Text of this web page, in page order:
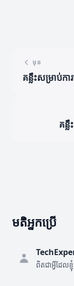
មុន
គន្លឹះសម្រាប់ក
គន្
មតិអ្នកប្រើ
ពិតជាអ្វីដែលខ្